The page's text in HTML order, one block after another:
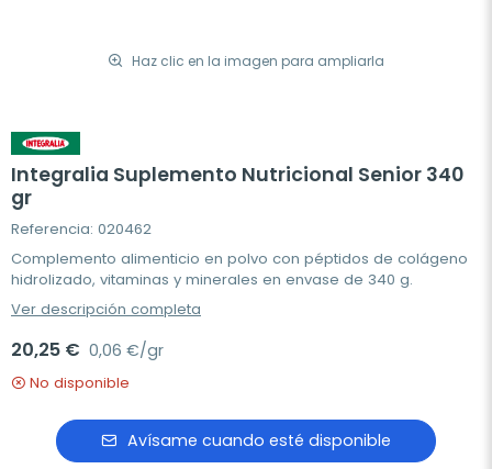
Haz clic en la imagen para ampliarla
Integralia Suplemento Nutricional Senior 340
gr
Referencia: 020462
Complemento alimenticio en polvo con péptidos de colágeno
hidrolizado, vitaminas y minerales en envase de 340 g.
Ver descripción completa
20,25 € 0,06 €/gr
No disponible
Avísame cuando esté disponible